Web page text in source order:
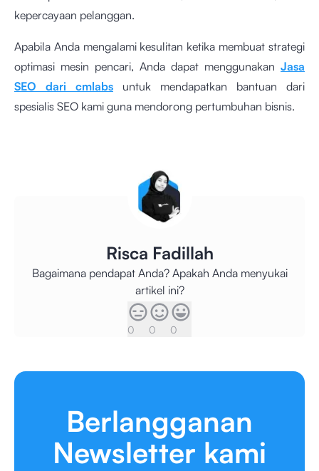
kepercayaan pelanggan.
Apabila Anda mengalami kesulitan ketika membuat strategi
optimasi mesin pencari, Anda dapat menggunakan Jasa
SEO dari cmlabs untuk mendapatkan bantuan dari
spesialis SEO kami guna mendorong pertumbuhan bisnis.
Risca Fadillah
Bagaimana pendapat Anda? Apakah Anda menyukai
artikel ini?
0 0 0
Berlangganan
Newsletter kami